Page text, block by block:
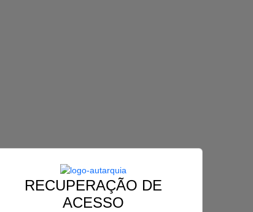
RECUPERAÇÃO DE
ACESSO